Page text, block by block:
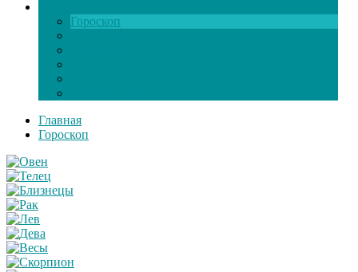
Гороскоп
Главная
Гороскоп